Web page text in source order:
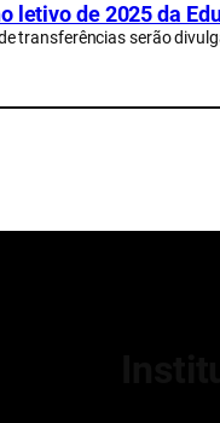
letivo de 2025 da
transferências serão